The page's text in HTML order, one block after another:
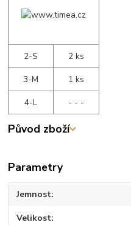
2-S
2 ks
3-M
1 ks
4-L
- - -
Původ zboží
Parametry
Jemnost
Velikost